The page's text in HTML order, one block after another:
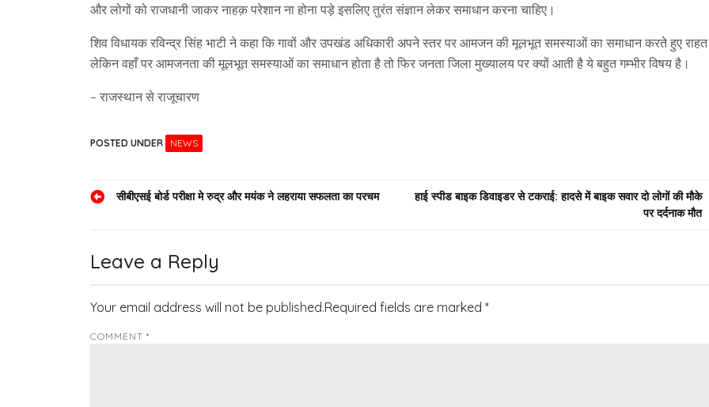
और लोगों को राजधानी जाकर नाहक़ परेशान ना होना पड़े इसलिए तुरंत संज्ञान लेकर समाधान करना चाहिए।
शिव विधायक रविन्द्र सिंह भाटी ने कहा कि गावों और उपखंड अधिकारी अपने स्तर पर आमजन की मूलभूत समस्याओं का समाधान करते हुए
लेकिन वहाँ पर आमजनता की मूलभूत समस्याओं का समाधान होता है तो फिर जनता जिला मुख्यालय पर क्यों आती है ये बहुत गम्भीर विषय है।
– राजस्थान से राजूचारण
POSTED UNDER NEWS
Postसीबीएसई बोर्ड परीक्षा मे रुद्र और मयंक ने लहराया सफलता का परचम
हाई स्पीड बाइक डिवाइडर से टकराई: हादसे में बाइक सवार दो लोगों की मौके
पर दर्दनाक मौत
Leave a Reply
Your email address will not be published.Required fields are marked *
COMMENT *